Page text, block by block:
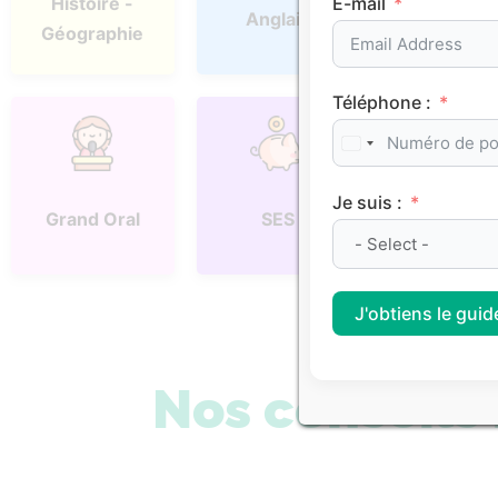
Géographie
Anglais
Grand Oral SES
Physique -
Nos
Téléphone :
Je suis :
J'obtiens le